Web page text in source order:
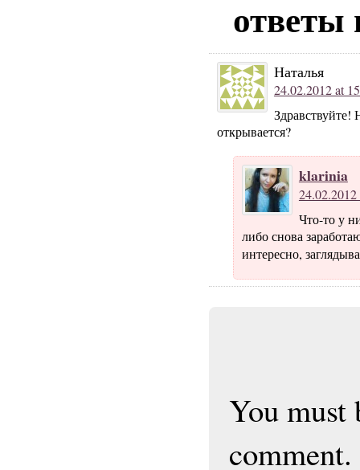
Наталья
24.02.2012 at
Здравствуйте!
открывается?
klarinia
24.02.2012
Что-то у
либо снова
интересно,
You must
comment.